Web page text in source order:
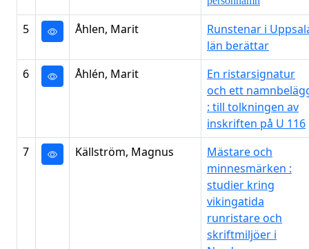
5 Åhlen, Marit
Runstenar i
län berättar
6
Åhlén, Marit
En ristarsignatur
och ett
: till tolkningen av
inskriften på U 116
7
Källström, Magnus
Mästare och
minnesmärken :
studier kring
vikingatida
runristare och
skriftmiljöer i